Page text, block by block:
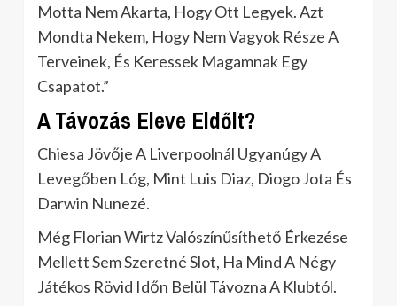
Motta Nem Akarta, Hogy Ott Legyek. Azt
Mondta Nekem, Hogy Nem Vagyok Része A
Terveinek, És Keressek Magamnak Egy
Csapatot.”
A Távozás Eleve Eldőlt?
Chiesa Jövője A Liverpoolnál Ugyanúgy A
Levegőben Lóg, Mint Luis Diaz, Diogo Jota És
Darwin Nunezé.
Még Florian Wirtz Valószínűsíthető Érkezése
Mellett Sem Szeretné Slot, Ha Mind A Négy
Játékos Rövid Időn Belül Távozna A Klubtól.